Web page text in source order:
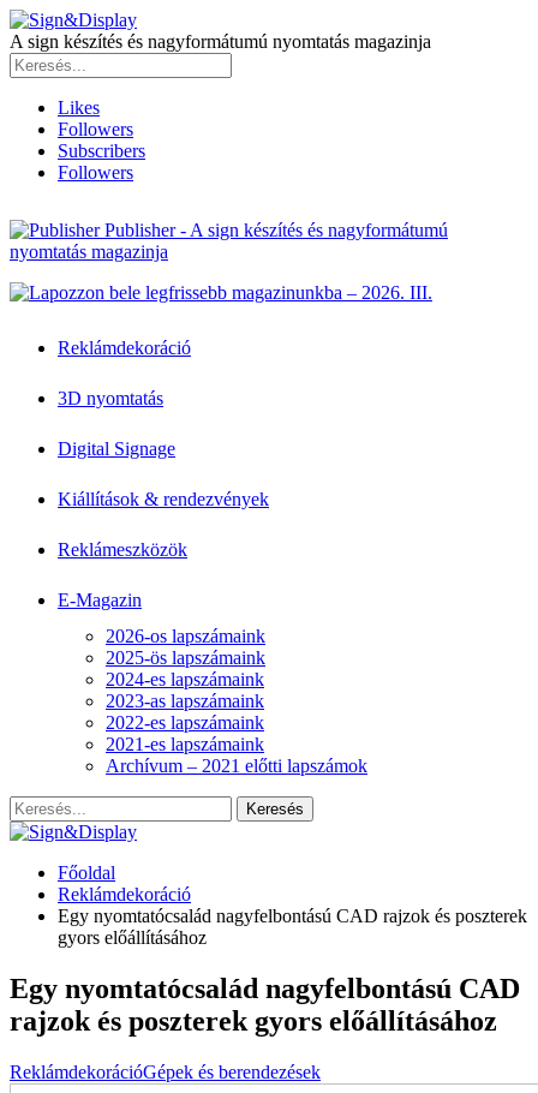
A sign készítés és nagyformátumú nyomtatás magazinja
Likes
Followers
Subscribers
Followers
Publisher - A sign készítés és nagyformátumú
nyomtatás magazinja
Reklámdekoráció
3D nyomtatás
Digital Signage
Kiállítások & rendezvények
Reklámeszközök
E-Magazin
2026-os lapszámaink
2025-ös lapszámaink
2024-es lapszámaink
2023-as lapszámaink
2022-es lapszámaink
2021-es lapszámaink
Archívum – 2021 előtti lapszámok
Főoldal
Reklámdekoráció
Egy nyomtatócsalád nagyfelbontású CAD rajzok és poszterek
gyors előállításához
Egy nyomtatócsalád nagyfelbontású CAD
rajzok és poszterek gyors előállításához
ReklámdekorációGépek és berendezések